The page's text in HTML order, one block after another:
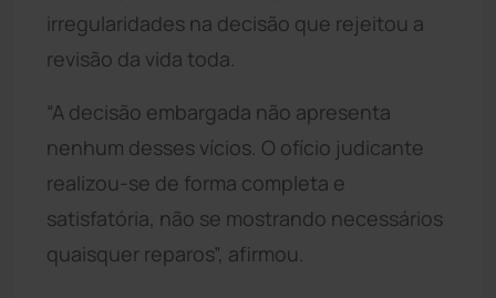
irregularidades na decisão que rejeitou a
revisão da vida toda.
“A decisão embargada não apresenta
nenhum desses vícios. O ofício judicante
realizou-se de forma completa e
satisfatória, não se mostrando necessários
quaisquer reparos”, afirmou.